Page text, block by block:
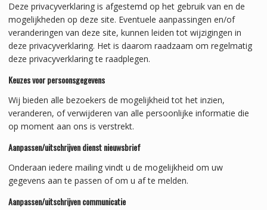
Deze privacyverklaring is afgestemd op het gebruik van en de
mogelijkheden op deze site. Eventuele aanpassingen en/of
veranderingen van deze site, kunnen leiden tot wijzigingen in
deze privacyverklaring. Het is daarom raadzaam om regelmatig
deze privacyverklaring te raadplegen.
Keuzes voor persoonsgegevens
Wij bieden alle bezoekers de mogelijkheid tot het inzien,
veranderen, of verwijderen van alle persoonlijke informatie die
op moment aan ons is verstrekt.
Aanpassen/uitschrijven dienst nieuwsbrief
Onderaan iedere mailing vindt u de mogelijkheid om uw
gegevens aan te passen of om u af te melden.
Aanpassen/uitschrijven communicatie